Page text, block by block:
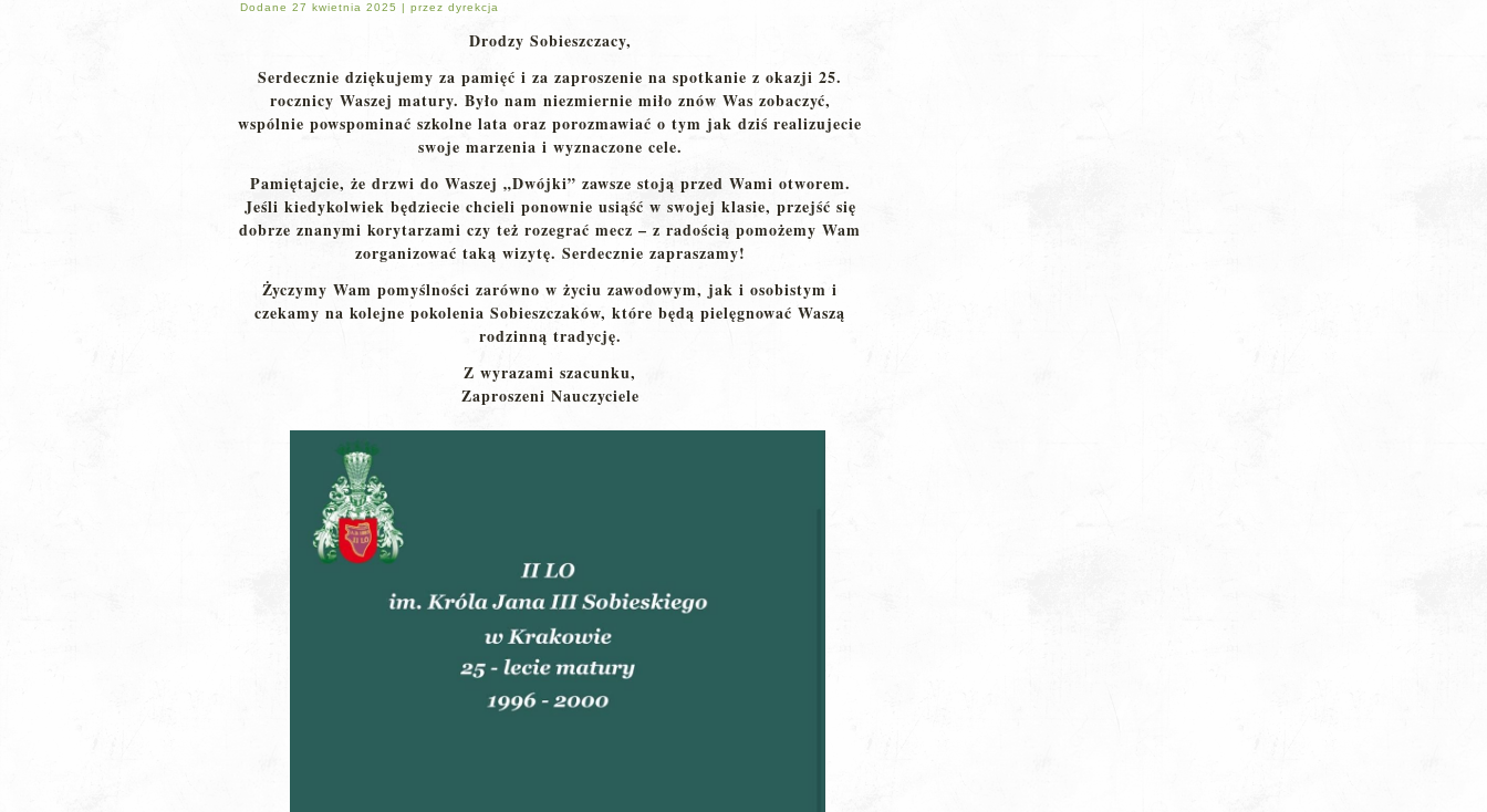
Dodane 27 kwietnia 2025 | przez dyrekcja
Drodzy Sobieszczacy,
Serdecznie dziękujemy za pamięć i za zaproszenie na spotkanie z okazji 25.
rocznicy Waszej matury. Było nam niezmiernie miło znów Was zobaczyć,
wspólnie powspominać szkolne lata oraz porozmawiać o tym jak dziś realizujecie
swoje marzenia i wyznaczone cele.
Pamiętajcie, że drzwi do Waszej „Dwójki” zawsze stoją przed Wami otworem.
Jeśli kiedykolwiek będziecie chcieli ponownie usiąść w swojej klasie, przejść się
dobrze znanymi korytarzami czy też rozegrać mecz – z radością pomożemy Wam
zorganizować taką wizytę. Serdecznie zapraszamy!
Życzymy Wam pomyślności zarówno w życiu zawodowym, jak i osobistym i
czekamy na kolejne pokolenia Sobieszczaków, które będą pielęgnować Waszą
rodzinną tradycję.
Z wyrazami szacunku,
Zaproszeni Nauczyciele